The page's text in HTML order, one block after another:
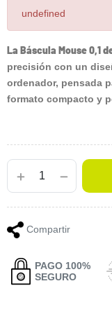
undefined
La Báscula Mouse 0,1
precisión con un
ordenador, pensada
formato compacto y
Compartir
PAGO 100%
SEGURO